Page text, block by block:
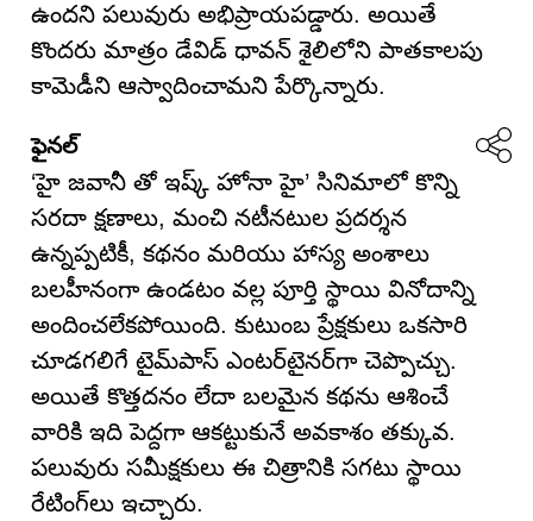
ఉందని పలువురు అభిప్రాయపడ్డారు. అయితే
కొందరు మాత్రం డేవిడ్ ధావన్ శైలిలోని పాతకాలపు
కామెడీని ఆస్వాదించామని పేర్కొన్నారు.
ఫైనల్
‘హై జవానీ తో ఇష్క్ హోనా హై’ సినిమాలో కొన్ని
సరదా క్షణాలు, మంచి నటీనటుల ప్రదర్శన
ఉన్నప్పటికీ, కథనం మరియు హాస్య అంశాలు
బలహీనంగా ఉండటం వల్ల పూర్తి స్థాయి వినోదాన్ని
అందించలేకపోయింది. కుటుంబ ప్రేక్షకులు ఒకసారి
చూడగలిగే టైమ్‌పాస్ ఎంటర్‌టైనర్‌గా చెప్పొచ్చు.
అయితే కొత్తదనం లేదా బలమైన కథను ఆశించే
వారికి ఇది పెద్దగా ఆకట్టుకునే అవకాశం తక్కువ.
పలువురు సమీక్షకులు ఈ చిత్రానికి సగటు స్థాయి
రేటింగ్‌లు ఇచ్చారు.